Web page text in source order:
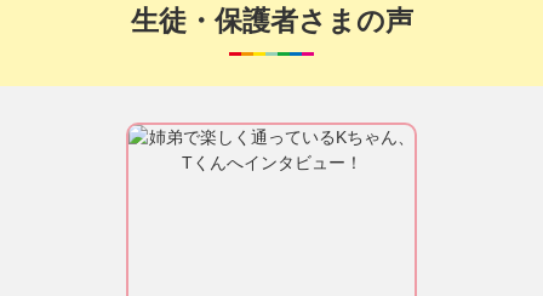
生徒・保護者さまの声